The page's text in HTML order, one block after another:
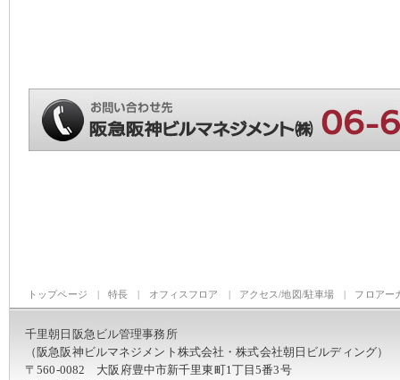
トップページ | 特長 | オフィスフロア | アクセス/地図/駐車場 | フロアー
千里朝日阪急ビル管理事務所
（阪急阪神ビルマネジメント株式会社・株式会社朝日ビルディング）
〒560-0082 大阪府豊中市新千里東町1丁目5番3号